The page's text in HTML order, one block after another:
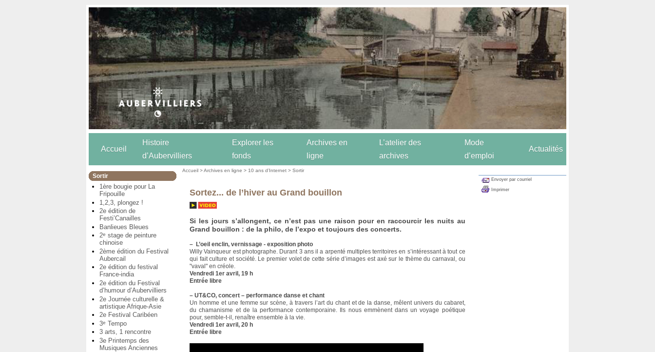
Accueil
Histoire
d’Aubervilliers
Explorer les
fonds
Archives en
ligne
L’atelier des
archives
Mode
d’emploi
Actualités
Sortir
1ère bougie pour La
Fripouille
1,2,3, plongez !
2e édition de
Festi’Canailles
Banlieues Bleues
2e stage de peinture
chinoise
2ème édition du Festival
Aubercail
2e édition du festival
France-india
2e édition du Festival
d’humour d’Aubervilliers
2e Journée culturelle &
artistique Afrique-Asie
2e Festival Caribéen
3e Tempo
3 arts, 1 rencontre
3e Printemps des
Musiques Anciennes
Accueil >Archives en ligne > 10 ans d’Internet >Sortir
Sortez... de l’hiver au Grand bouillon
Si les jours s’allongent, ce n’est pas une raison pour en raccourcir les nuits au
Grand bouillon : de la philo, de l’expo et toujours des concerts.
– L’oeil enclin, vernissage - exposition photo
Willy Vainqueur est photographe. Durant 3 ans il a arpenté multiples territoires en s’intéressant à tout ce
qui fait culture et société. Le premier volet de cette série d’images est axé sur le thème du carnaval, ou
"vaval" en créole.
Vendredi 1er avril, 19 h
Entrée libre
– UT&CO, concert – performance danse et chant
Un homme et une femme sur scène, à travers l’art du chant et de la danse, mêlent univers du cabaret,
du chamanisme et de la performance contemporaine. Ils nous emmènent dans un voyage poétique
pour, semble-t-il, renaître ensemble à la vie.
Vendredi 1er avril, 20 h
Entrée libre
Envoyer par courriel
Imprimer